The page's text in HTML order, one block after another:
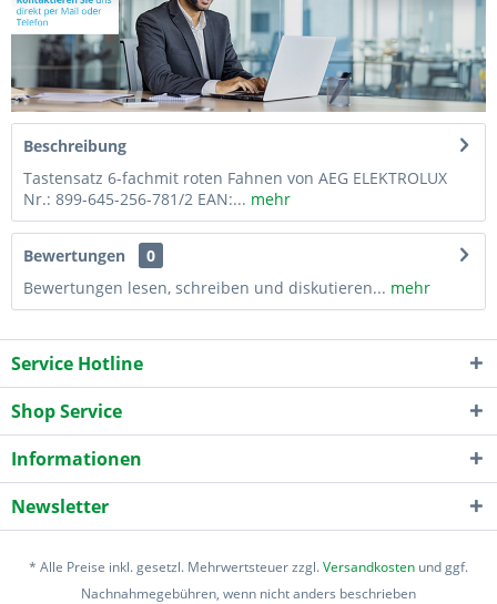
Beschreibung
Tastensatz 6-fachmit roten Fahnen von AEG ELEKTROLUX
Nr.: 899-645-256-781/2 EAN:... mehr
Bewertungen
0
Bewertungen lesen, schreiben und diskutieren... mehr
Service Hotline
Shop Service
Informationen
Newsletter
* Alle Preise inkl. gesetzl. Mehrwertsteuer zzgl.Versandkosten und ggf.
Nachnahmegebühren, wenn nicht anders beschrieben